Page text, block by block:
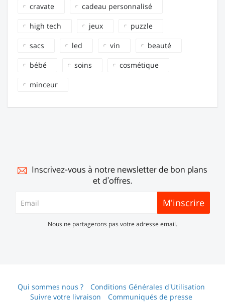
cravate cadeau personnalisé
high tech jeux puzzle
sacs led vin beauté
bébé soins cosmétique
minceur
Inscrivez-vous à notre newsletter de bon plans
et d'offres.
M'inscrire
Nous ne partagerons pas votre adresse email.
Qui sommes nous ?
Conditions Générales d'Utilisation
Suivre votre livraison
Communiqués de presse